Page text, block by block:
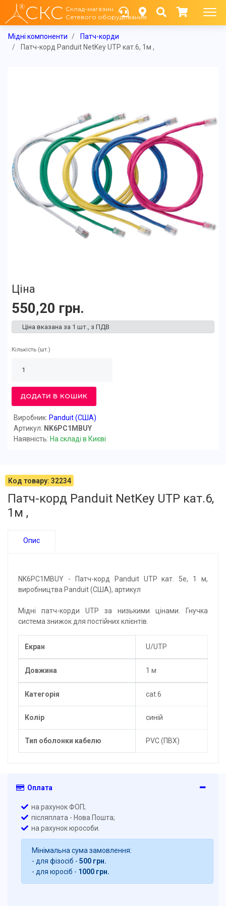
СКС Склад-магазин
Сетевого оборудования
Мідні компоненти
Патч-корди
Патч-корд Panduit NetKey UTP кат.6, 1м ,
Ціна
550,20 грн.
Ціна вказана за 1 шт., з ПДВ
Кількість (шт.)
ДОДАТИ В КОШИК
Виробник: Panduit (США)
Артикул: NK6PC1MBUY
Наявність: На складі в Києві
Код товару: 32234
Патч-корд Panduit NetKey UTP кат.6,
1м ,
Опис
NK6PC1MBUY - Патч-корд Panduit UTP кат. 5e, 1 м,
виробництва Panduit (США), артикул
Мідні патч-корди UTP за низькими цінами. Гнучка
система знижок для постійних клієнтів.
Екран U/UTP
Довжина 1 м
Категорія cat.6
Колір синій
Тип оболонки кабелю PVC (ПВХ)
Оплата
на рахунок ФОП;
післяплата - Нова Пошта;
на рахунок юрособи.
Мінімальна сума замовлення:
- для фізосіб - 500 грн.
- для юросіб - 1000 грн.